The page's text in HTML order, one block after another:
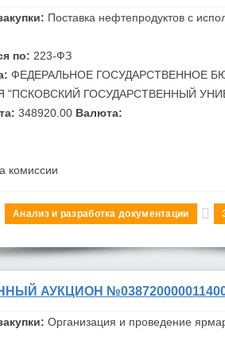
Поставка нефтепродуктов с
по: 223-ФЗ
ФЕДЕРАЛЬНОЕ ГОСУДАРСТВЕННОЕ
"ПСКОВСКИЙ ГОСУДАРСТВЕННЫЙ
348920.00 Валюта:
комиссии
Анализ и разработка документации
АУКЦИОН
Организация и проведение